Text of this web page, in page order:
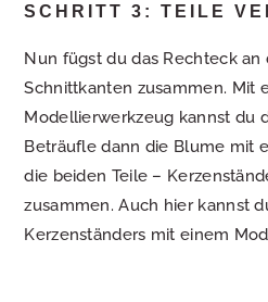
SCHRITT 3: TEILE
Nun fügst du das Rechteck an
Schnittkanten zusammen. Mit
Modellierwerkzeug kannst du
Beträufle dann die Blume mit
die beiden Teile –
zusammen. Auch hier kannst
Kerzenständers mit einem